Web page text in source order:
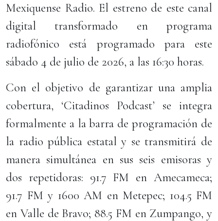
Mexiquense Radio. El estreno de este canal
digital transformado en programa
radiofónico está programado para este
sábado 4 de julio de 2026, a las 16:30 horas.
Con el objetivo de garantizar una amplia
cobertura, ‘Citadinos Podcast’ se integra
formalmente a la barra de programación de
la radio pública estatal y se transmitirá de
manera simultánea en sus seis emisoras y
dos repetidoras: 91.7 FM en Amecameca;
91.7 FM y 1600 AM en Metepec; 104.5 FM
en Valle de Bravo; 88.5 FM en Zumpango, y